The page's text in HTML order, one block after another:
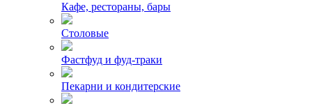
Кафе, рестораны, бары
Столовые
Фастфуд и фуд-траки
Пекарни и кондитерские